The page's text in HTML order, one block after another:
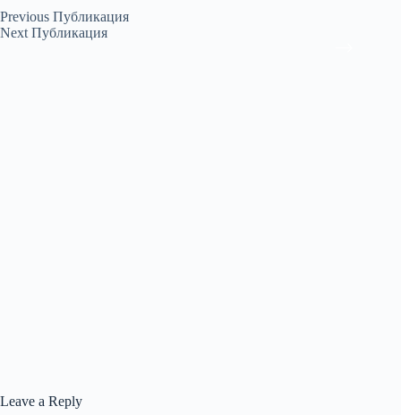
Previous Публикация
Next Публикация
Leave a Reply